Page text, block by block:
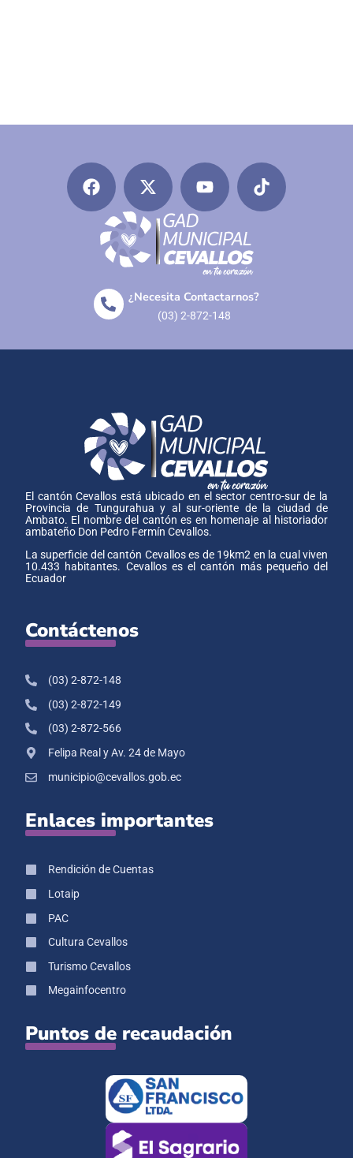
¿Necesita Contactarnos?
(03) 2-872-148
El cantón Cevallos está ubicado en el sector centro-sur de la
Provincia de Tungurahua y al sur-oriente de la ciudad de
Ambato. El nombre del cantón es en homenaje al historiador
ambateño Don Pedro Fermín Cevallos.
La superficie del cantón Cevallos es de 19km2 en la cual viven
10.433 habitantes. Cevallos es el cantón más pequeño del
Ecuador
Contáctenos
(03) 2-872-148
(03) 2-872-149
(03) 2-872-566
Felipa Real y Av. 24 de Mayo
municipio@cevallos.gob.ec
Enlaces importantes
Rendición de Cuentas
Lotaip
PAC
Cultura Cevallos
Turismo Cevallos
Megainfocentro
Puntos de recaudación